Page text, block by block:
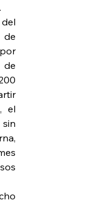
de
de
el